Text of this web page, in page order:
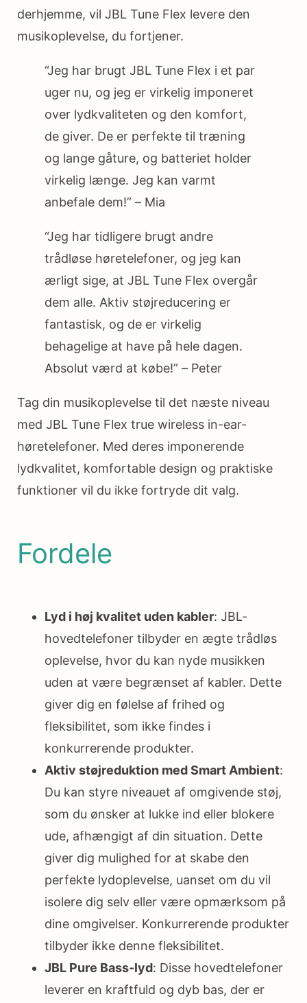
derhjemme, vil JBL Tune Flex levere den
musikoplevelse, du fortjener.
“Jeg har brugt JBL Tune Flex i et par
uger nu, og jeg er virkelig imponeret
over lydkvaliteten og den komfort,
de giver. De er perfekte til træning
og lange gåture, og batteriet holder
virkelig længe. Jeg kan varmt
anbefale dem!” – Mia
“Jeg har tidligere brugt andre
trådløse høretelefoner, og jeg kan
ærligt sige, at JBL Tune Flex overgår
dem alle. Aktiv støjreducering er
fantastisk, og de er virkelig
behagelige at have på hele dagen.
Absolut værd at købe!” – Peter
Tag din musikoplevelse til det næste niveau
med JBL Tune Flex true wireless in-ear-
høretelefoner. Med deres imponerende
lydkvalitet, komfortable design og praktiske
funktioner vil du ikke fortryde dit valg.
Fordele
Lyd i høj kvalitet uden kabler: JBL-
hovedtelefoner tilbyder en ægte trådløs
oplevelse, hvor du kan nyde musikken
uden at være begrænset af kabler. Dette
giver dig en følelse af frihed og
fleksibilitet, som ikke findes i
konkurrerende produkter.
Aktiv støjreduktion med Smart Ambient:
Du kan styre niveauet af omgivende støj,
som du ønsker at lukke ind eller blokere
ude, afhængigt af din situation. Dette
giver dig mulighed for at skabe den
perfekte lydoplevelse, uanset om du vil
isolere dig selv eller være opmærksom på
dine omgivelser. Konkurrerende produkter
tilbyder ikke denne fleksibilitet.
JBL Pure Bass-lyd: Disse hovedtelefoner
leverer en kraftfuld og dyb bas, der er